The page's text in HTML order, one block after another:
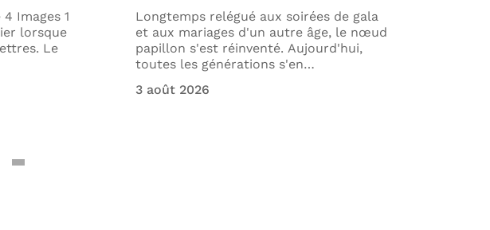
Images 1
lorsque
Le
Longtemps relégué aux soirées de gala
et aux mariages d'un autre âge, le nœud
papillon s'est réinventé. Aujourd'hui,
toutes les générations s'en…
3 août 2026